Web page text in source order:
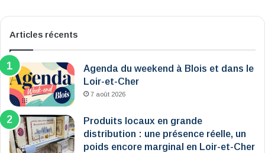
Articles récents
Agenda du weekend à Blois et dans le
Loir-et-Cher
7 août 2026
Produits locaux en grande
distribution : une présence réelle, un
poids encore marginal en Loir-et-Cher